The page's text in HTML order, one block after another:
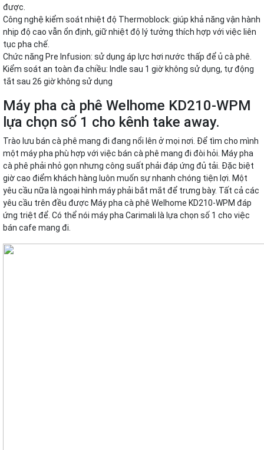
được.
Công nghệ kiểm soát nhiệt độ Thermoblock: giúp khả năng vận hành
nhịp độ cao vẫn ổn định, giữ nhiệt độ lý tưởng thích hợp với việc liên
tục pha chế.
Chức năng Pre Infusion: sử dụng áp lực hơi nước thấp để ủ cà phê.
Kiểm soát an toàn đa chiều: Indle sau 1 giờ không sử dụng, tự động
tắt sau 26 giờ không sử dụng
Máy pha cà phê Welhome KD210-WPM
lựa chọn số 1 cho kênh take away.
Trào lưu bán cà phê mang đi đang nổi lên ở mọi nơi. Để tìm cho mình
một máy pha phù hợp với việc bán cà phê mang đi đòi hỏi. Máy pha
cà phê phải nhỏ gọn nhưng công suất phải đáp ứng đủ tải. Đặc biệt
giờ cao điểm khách hàng luôn muốn sự nhanh chóng tiện lợi. Một
yêu cầu nữa là ngoại hình máy phải bắt mắt để trưng bày. Tất cả các
yêu cầu trên đều được Máy pha cà phê Welhome KD210-WPM đáp
ứng triệt để. Có thể nói máy pha Carimali là lựa chọn số 1 cho việc
bán cafe mang đi.